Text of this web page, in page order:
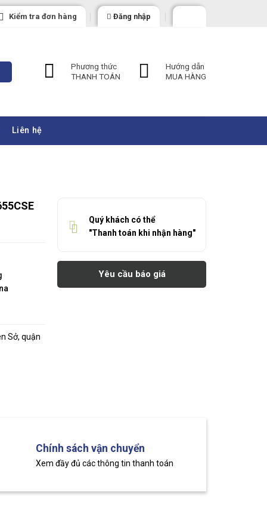
Kiểm tra đơn hàng Đăng nhập
Phương thức
THANH TOÁN
Hướng dẫn
MUA HÀNG
Liên hệ
Sở, quận
Quý khách có thể
"Thanh toán khi nhận hàng"
Yêu cầu báo giá
Chính sách vận chuyển
Xem đầy đủ các thông tin thanh toán